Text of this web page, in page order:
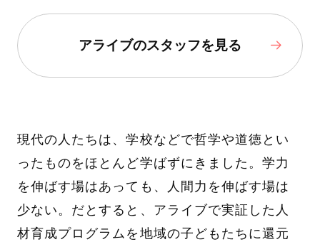
アライブのスタッフを見る
現代の人たちは、学校などで哲学や道徳とい
ったものをほとんど学ばずにきました。学力
を伸ばす場はあっても、人間力を伸ばす場は
少ない。だとすると、アライブで実証した人
材育成プログラムを地域の子どもたちに還元